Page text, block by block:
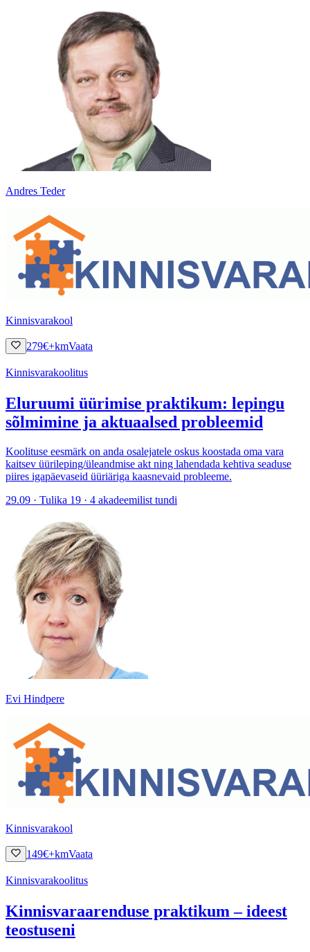
Andres Teder
Kinnisvarakool
279€+kmVaata
Kinnisvarakoolitus
Eluruumi üürimise praktikum: lepingu
sõlmimine ja aktuaalsed probleemid
Koolituse eesmärk on anda osalejatele oskus koostada oma vara
kaitsev üürileping/üleandmise akt ning lahendada kehtiva seaduse
piires igapäevaseid üüriäriga kaasnevaid probleeme.
29.09 · Tulika 19 · 4 akadeemilist tundi
Evi Hindpere
Kinnisvarakool
149€+kmVaata
Kinnisvarakoolitus
Kinnisvaraarenduse praktikum – ideest
teostuseni